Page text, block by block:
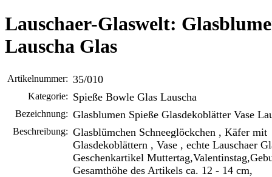
Lauschaer-Glaswelt:
Lauscha Glas
Artikelnummer: 35/010
Kategorie: Spieße Bowle Glas Lauscha
Bezeichnung: Glasblumen Spieße Glasdekoblätter Vase
Beschreibung: Glasblümchen Schneeglöckchen , Käfer mit
Glasdekoblättern , Vase , echte Lauschaer
Geschenkartikel
Gesamthöhe des Artikels ca. 12 - 14 cm,